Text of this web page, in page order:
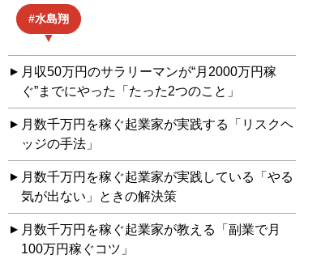
水島翔
月収50万円のサラリーマンが“月2000万円稼
ぐ”までにやった「たった2つのこと」
月数千万円を稼ぐ起業家が実践する「リスクヘ
ッジの手法」
月数千万円を稼ぐ起業家が実践している「やる
気が出ない」ときの解決策
月数千万円を稼ぐ起業家が教える「副業で月
100万円稼ぐコツ」